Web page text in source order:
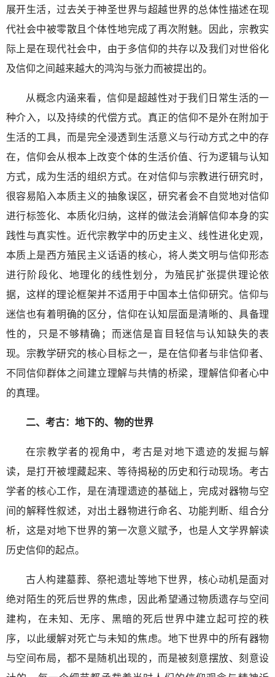
展开生活，过去关于神圣世界与超越世界的总体性描述在现
代社会中被零散且个体性地完成了再次附魅。因此，宗教实
际上是在现代社会中，由于多信仰的共存以及我们对世俗化
及信仰之间越来越大的鸿沟与张力而被提出的。
从概念内涵来看，信仰是超越性对于我们日常生活的一
种介入，以及持续的代偿方式。真正的信仰不是外在附加于
生活的工具，而是完全浸透到生活意义与行动方式之中的存
在，信仰会从根本上改变个体的生活价值、行为逻辑与认知
方式，成为生活的组织方式。在对信仰与宗教进行研究时，
很容易陷入本质主义的抽象误区，研究者会不自觉地对信仰
进行标签化、本质化归纳，这样的做法会消解信仰本身的实
践性与真实性。近代宗教学中的历史主义、线性进化史观，
本质上是西方殖民主义话语的核心，将人类文明与信仰形态
进行阶段化、地理化的线性划分，为殖民扩张提供理论依
据，这样的理论框架并不适用于中国本土信仰研究。信仰与
迷信也有着明确的区分，信仰在认知层面是清晰的、具备理
性的，只是不够精确；而迷信是盲目轻信与认知缺失的表
现。宗教学研究的核心目标之一，是在信仰者与非信仰者、
不同信仰群体之间建立理解与共情的桥梁，理解信仰者心中
的真理。
二、考古：地下的、物的世界
在宗教学者的视角中，考古是对地下遗迹的发掘与解
读，是打开被埋藏起来、等待揭秘的历史和行动现场。考古
学者的核心工作，是在清理遗迹的基础上，完成对器物与空
间的解释性叙述，对出土器物进行命名、功能判断、组合分
析，这是对地下世界的第一次意义赋予，也是人文学界解读
历史信仰的起点。
古人构建墓葬、祭祀遗址等地下世界，核心动机是面对
绝对陌生的死后世界的焦虑，因此希望通过物质遗存与空间
建构，在未知、无序、黑暗的死后世界中建立起可控的秩
序，以此缓解对死亡与未知的焦虑。地下世界中的所有器物
与空间布局，都不是随机出现的，而是被刻意摆放、刻意设